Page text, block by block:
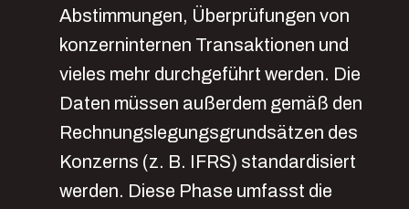
Abstimmungen, Überprüfungen von
konzerninternen Transaktionen und
vieles mehr durchgeführt werden. Die
Daten müssen außerdem gemäß den
Rechnungslegungsgrundsätzen des
Konzerns (z. B. IFRS) standardisiert
werden. Diese Phase umfasst die